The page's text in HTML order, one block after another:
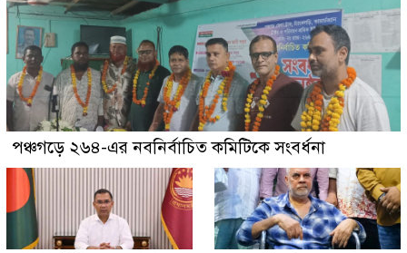
পঞ্চগড়ে ২৬৪-এর নবনির্বাচিত কমিটিকে সংবর্ধনা